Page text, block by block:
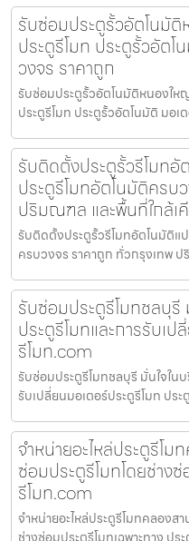
รับซ่อมประตูรั้วอัตโนมั
ประตูรีโมท ประตูรั้วอัต
วงจร ราคาถูก
รับซ่อมประตูรั้วอัตโนมัติหนองให
ประตูรีโมท ประตูรั้วอัตโนมัติ มอเ
รับติดตั้งประตูรั้วรีโมท
ประตูรีโมทอัตโนมัติครบ
ปริมณฑล และพื้นที่ใกล้เ
รับติดตั้งประตูรั้วรีโมทอัตโนมัติแ
ครบวงจร ราคาถูก ทั่วกรุงเทพ
รับซ่อมประตูรีโมทชลบุรี
ประตูรีโมทและการรับเ
รีโมท.com
รับซ่อมประตูรีโมทชลบุรี มั่นใจใน
รับเปลี่ยนมอเตอร์ประตูรีโมท ปร
จำหน่ายอะไหล่ประตูรีโ
ซ่อมประตูรีโมทโดยช่างซ่
รีโมท.com
จำหน่ายอะไหล่ประตูรีโมทคลองส
ช่างซ่อมประตูรีโมทเฉพาะทาง ป